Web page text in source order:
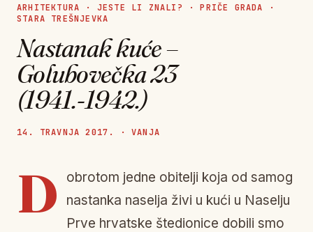
ARHITEKTURA · JESTE LI ZNALI? ·PRIČE GRADA
·
STARA TREŠNJEVKA
Nastanak kuće –
Golubovečka 23
(1941.-1942.)
14. TRAVNJA 2017. · VANJA
D
obrotom jedne obitelji koja od samog
nastanka naselja živi u kući u Naselju
Prve hrvatske štedionice dobili smo